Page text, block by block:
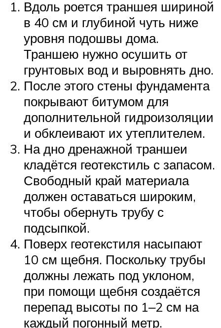
Вдоль роется траншея шириной
в 40 см и глубиной чуть ниже
уровня подошвы дома.
Траншею нужно осушить от
грунтовых вод и выровнять дно.
После этого стены фундамента
покрывают битумом для
дополнительной гидроизоляции
и обклеивают их утеплителем.
На дно дренажной траншеи
кладётся геотекстиль с запасом.
Свободный край материала
должен оставаться широким,
чтобы обернуть трубу с
подсыпкой.
Поверх геотекстиля насыпают
10 см щебня. Поскольку трубы
должны лежать под уклоном,
при помощи щебня создаётся
перепад высоты по 1‒2 см на
каждый погонный метр.